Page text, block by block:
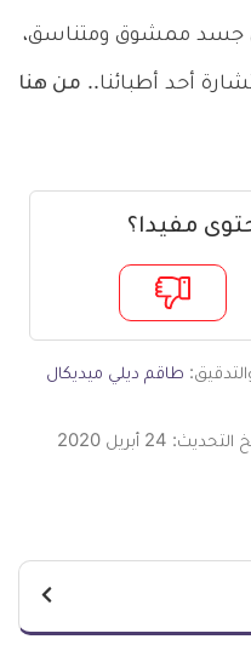
جسد ممشوق ومتناسق،
أحد أطبائنا.. من هنا
مفيدا؟
طاقم ديلي ميديكال
التحديث: 24 أبريل 2020